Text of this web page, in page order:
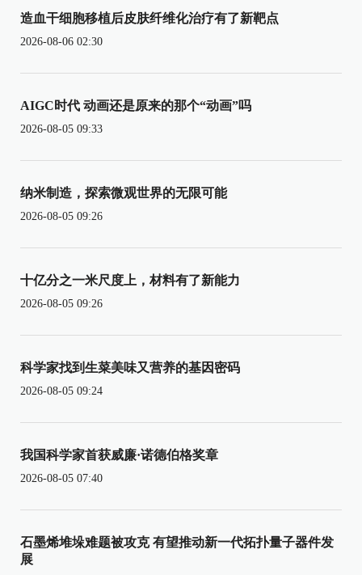
造血干细胞移植后皮肤纤维化治疗有了新靶点
2026-08-06 02:30
AIGC时代 动画还是原来的那个“动画”吗
2026-08-05 09:33
纳米制造，探索微观世界的无限可能
2026-08-05 09:26
十亿分之一米尺度上，材料有了新能力
2026-08-05 09:26
科学家找到生菜美味又营养的基因密码
2026-08-05 09:24
我国科学家首获威廉·诺德伯格奖章
2026-08-05 07:40
石墨烯堆垛难题被攻克 有望推动新一代拓扑量子器件发
展